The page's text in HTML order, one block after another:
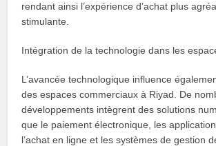
rendant ainsi l’expérience d’achat plus
stimulante.
Intégration de la technologie dans les
L’avancée technologique influence
des espaces commerciaux à Riyad. De
développements intègrent des solutions
que le paiement électronique, les
l’achat en ligne et les systèmes de gestion